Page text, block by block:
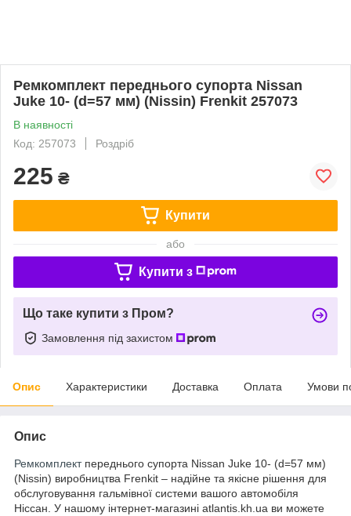
Ремкомплект переднього супорта Nissan
Juke 10- (d=57 мм) (Nissin) Frenkit 257073
В наявності
Код: 257073
Роздріб
225 ₴
Купити
або
Купити з
Що таке купити з Пром?
Замовлення під захистом
Опис Характеристики Доставка Оплата Умови
Опис
Ремкомплектпереднього супорта Nissan Juke 10- (d=57 мм)
(Nissin) виробництва Frenkit – надійне та якісне рішення для
обслуговування гальмівної системи вашого автомобіля
Ніссан. У нашому інтернет-магазині atlantis.kh.ua ви можете